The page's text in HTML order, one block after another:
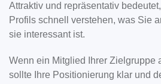
Attraktiv und repräsentativ
Profils schnell verstehen, was Sie
sie interessant ist.
Wenn ein Mitglied Ihrer Zielgruppe
sollte Ihre Positionierung klar und